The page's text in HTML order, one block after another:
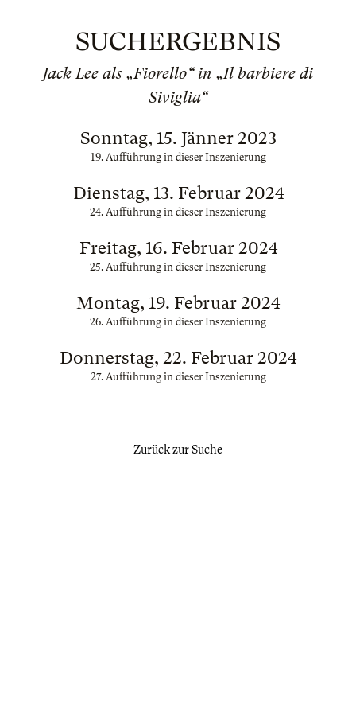
SUCHERGEBNIS
Jack Lee als „Fiorello“ in „Il barbiere di
Siviglia“
Sonntag, 15. Jänner 2023
19. Aufführung in dieser Inszenierung
Dienstag, 13. Februar 2024
24. Aufführung in dieser Inszenierung
Freitag, 16. Februar 2024
25. Aufführung in dieser Inszenierung
Montag, 19. Februar 2024
26. Aufführung in dieser Inszenierung
Donnerstag, 22. Februar 2024
27. Aufführung in dieser Inszenierung
Zurück zur Suche